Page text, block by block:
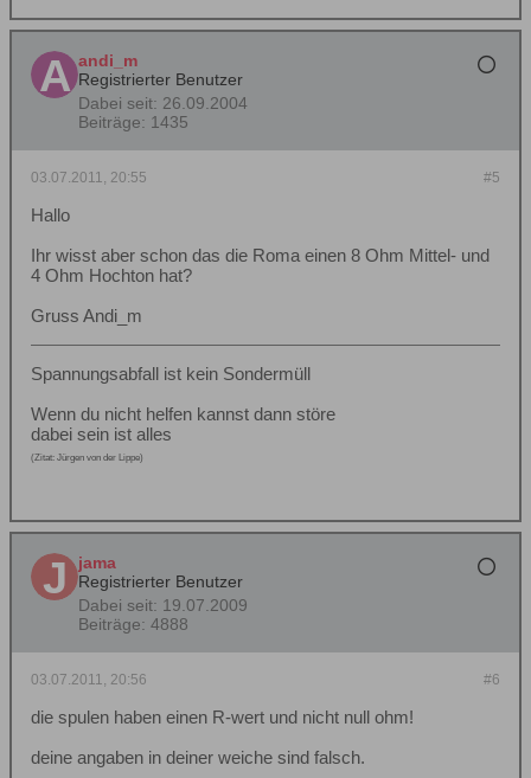
andi_m
Registrierter Benutzer
Dabei seit: 26.09.2004
Beiträge: 1435
#5
03.07.2011, 20:55
Hallo
Ihr wisst aber schon das die Roma einen 8 Ohm Mittel- und
4 Ohm Hochton hat?
Gruss Andi_m
Spannungsabfall ist kein Sondermüll
Wenn du nicht helfen kannst dann störe
dabei sein ist alles
(Zitat: Jürgen von der Lippe)
jama
Registrierter Benutzer
Dabei seit: 19.07.2009
Beiträge: 4888
#6
03.07.2011, 20:56
die spulen haben einen R-wert und nicht null ohm!
deine angaben in deiner weiche sind falsch.